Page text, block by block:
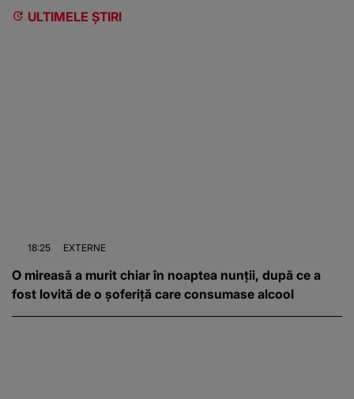
ULTIMELE ȘTIRI
18:25 EXTERNE
O mireasă a murit chiar în noaptea nunții, după ce a
fost lovită de o șoferiță care consumase alcool